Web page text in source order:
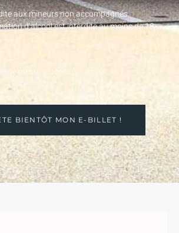
aux mineurs non accompagnés,
d’alcool est interdite au moins de 18
ou sur place aux caisses.
BIENTÔT MON E-BILLET !